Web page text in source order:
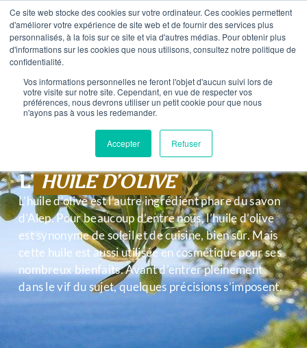
Ce site web stocke des cookies sur votre ordinateur. Ces cookies permettent
d'améliorer votre expérience de site web et de fournir des services plus
personnalisés, à la fois sur ce site et via d'autres médias. Pour obtenir plus
d'informations sur les cookies que nous utilisons, consultez notre politique de
confidentialité.
Vos informations personnelles ne feront l'objet d'aucun suivi lors de
votre visite sur notre site. Cependant, en vue de respecter vos
préférences, nous devrons utiliser un petit cookie pour que nous
n'ayons pas à vous les redemander.
Accepter Refuser
principal – LIVRAISON OFFERTE EN FRANCE À
0
L’ HUILE D’OLIVE
L’huile d’olive est l’autre ingrédient phare du savon
d’Alep. Pour beaucoup d’entre nous, l’huile d’olive
est synonyme de soleil et de cuisine, bien sûr. Mais
cette huile est aussi utilisée en cosmétique pour ses
nombreux bienfaits. Avant d’entrer pleinement
dans le vif du sujet, quelques précisions s’imposent.